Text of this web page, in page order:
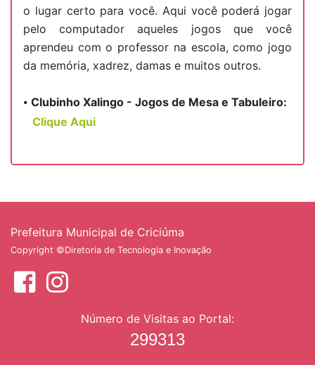
o lugar certo para você. Aqui você poderá jogar
pelo computador aqueles jogos que você
aprendeu com o professor na escola, como jogo
da memória, xadrez, damas e muitos outros.
⦁ Clubinho Xalingo - Jogos de Mesa e Tabuleiro:
Clique Aqui
Prefeitura Municipal de Criciúma
Copyright ©Diretoria de Tecnologia e Inovação
Número de Visitas ao Portal: